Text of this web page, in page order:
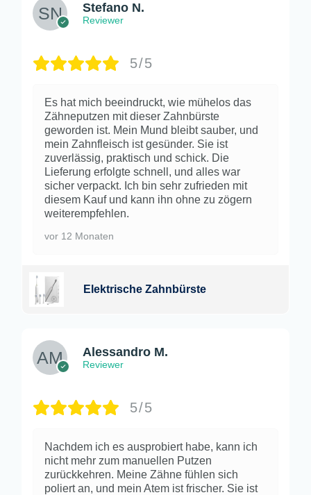
Stefano N.
Reviewer
5/5
Es hat mich beeindruckt, wie mühelos das
Zähneputzen mit dieser Zahnbürste
geworden ist. Mein Mund bleibt sauber, und
mein Zahnfleisch ist gesünder. Sie ist
zuverlässig, praktisch und schick. Die
Lieferung erfolgte schnell, und alles war
sicher verpackt. Ich bin sehr zufrieden mit
diesem Kauf und kann ihn ohne zu zögern
weiterempfehlen.
vor 12 Monaten
Elektrische Zahnbürste
Alessandro M.
Reviewer
5/5
Nachdem ich es ausprobiert habe, kann ich
nicht mehr zum manuellen Putzen
zurückkehren. Meine Zähne fühlen sich
poliert an, und mein Atem ist frischer. Sie ist